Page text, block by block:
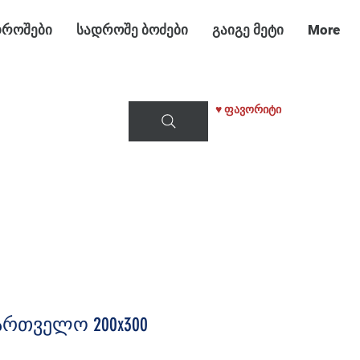
სადროშე ბოძები გაიგე მეტი More
♥ ფავორიტი
200x300